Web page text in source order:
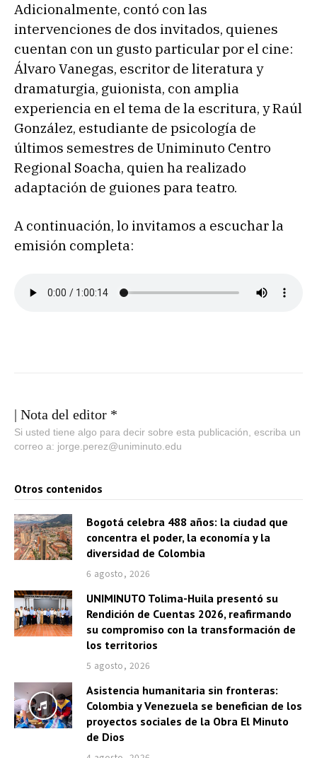
Adicionalmente, contó con las
intervenciones de dos invitados, quienes
cuentan con un gusto particular por el cine:
Álvaro Vanegas, escritor de literatura y
dramaturgia, guionista, con amplia
experiencia en el tema de la escritura, y Raúl
González, estudiante de psicología de
últimos semestres de Uniminuto Centro
Regional Soacha, quien ha realizado
adaptación de guiones para teatro.
A continuación, lo invitamos a escuchar la
emisión completa:
| Nota del editor *
Si usted tiene algo para decir sobre esta publicación, escriba un
correo a: jorge.perez@uniminuto.edu
Otros contenidos
Bogotá celebra 488 años: la ciudad que
concentra el poder, la economía y la
diversidad de Colombia
6 agosto, 2026
UNIMINUTO Tolima-Huila presentó su
Rendición de Cuentas 2026, reafirmando
su compromiso con la transformación de
los territorios
5 agosto, 2026
Asistencia humanitaria sin fronteras:
Colombia y Venezuela se benefician de los
proyectos sociales de la Obra El Minuto
de Dios